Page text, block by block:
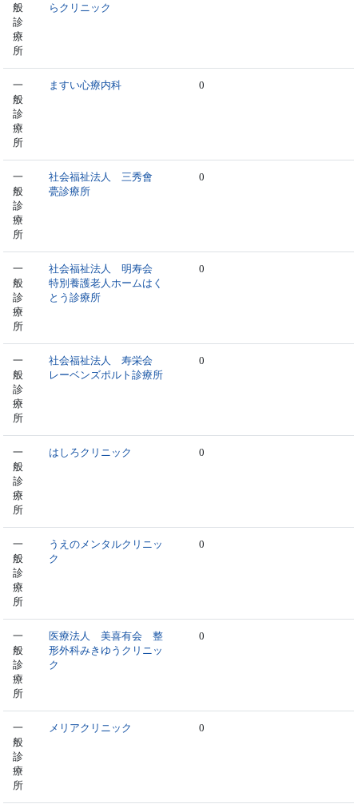
般
診
療
所
らクリニック
一
般
診
療
所
ますい心療内科 0
一
般
診
療
所
社会福祉法人 三秀會
甍診療所
0
一
般
診
療
所
社会福祉法人 明寿会
特別養護老人ホームはく
とう診療所
0
一
般
診
療
所
社会福祉法人 寿栄会
レーベンズポルト診療所
0
一
般
診
療
所
はしろクリニック 0
一
般
診
療
所
うえのメンタルクリニッ
ク
0
一
般
診
療
所
医療法人 美喜有会 整
形外科みきゆうクリニッ
ク
0
一
般
診
療
所
メリアクリニック 0